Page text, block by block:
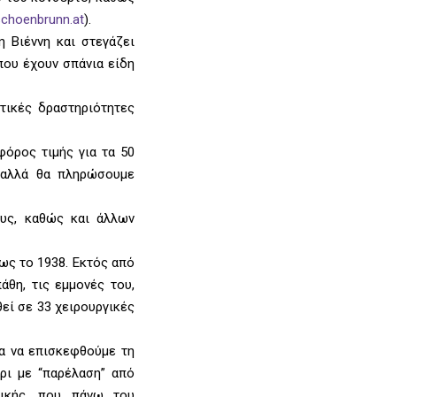
).
και στεγάζει
έχουν σπάνια είδη
δραστηριότητες
τιμής για τα 50
αλλά θα πληρώσουμε
καθώς και άλλων
το 1938. Εκτός από
τις εμμονές του,
σε 33 χειρουργικές
να επισκεφθούμε τη
με “παρέλαση” από